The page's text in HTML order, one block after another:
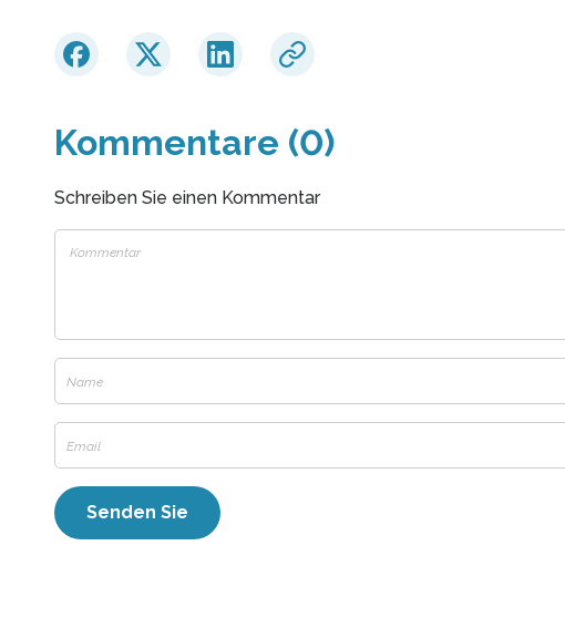
Kommentare (0)
Schreiben Sie einen Kommentar